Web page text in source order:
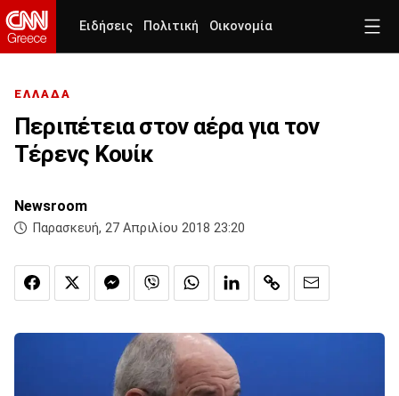
Ειδήσεις Πολιτική Οικονομία
ΕΛΛΑΔΑ
Περιπέτεια στον αέρα για τον
Τέρενς Κουίκ
Newsroom
Παρασκευή, 27 Απριλίου 2018 23:20